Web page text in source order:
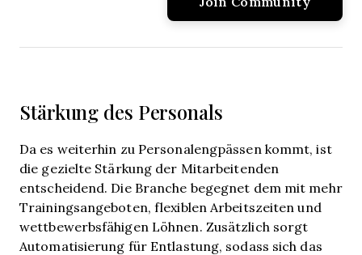
Stärkung des Personals
Da es weiterhin zu Personalengpässen kommt, ist
die gezielte Stärkung der Mitarbeitenden
entscheidend. Die Branche begegnet dem mit mehr
Trainingsangeboten, flexiblen Arbeitszeiten und
wettbewerbsfähigen Löhnen. Zusätzlich sorgt
Automatisierung für Entlastung, sodass sich das